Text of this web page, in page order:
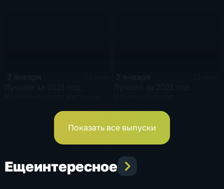
Владимир Жириновский
Показать все выпуски
Ещеинтересное